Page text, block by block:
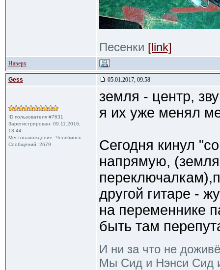
Песенки [link]
Наверх
Gess 05.01.2017, 09:58
ID пользователя #7631
Зарегистрирован: 09.11.2016,
13:44
Местонахождение: Челябинск
Сообщений: 2679
земля - центр,
я их уже менял
Сегодня кинул
напрямую,
другой гитаре -
на переменнике
быть там
И ни за что не
Мы Сид и Нэнси Сид